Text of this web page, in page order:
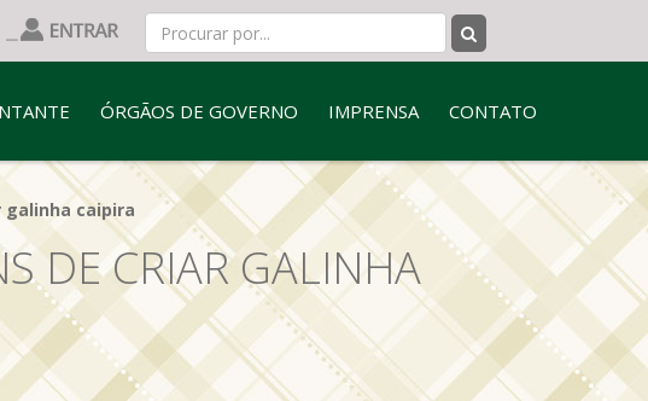
ÓRGÃOS DE GOVERNO IMPRENSA CONTATO
galinha caipira
DE CRIAR GALINHA